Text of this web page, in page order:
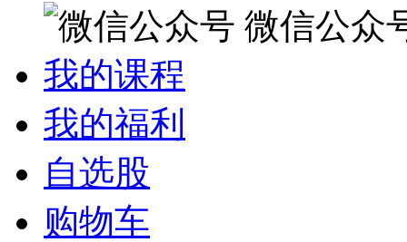
微信公众
我的课程
我的福利
自选股
购物车